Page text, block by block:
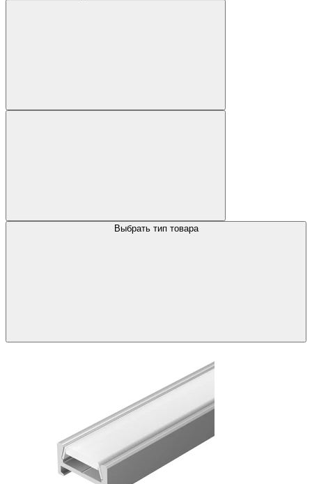
Выбрать тип товара